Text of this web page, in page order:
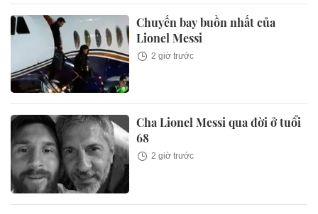
Chuyến bay buồn nhất của
Lionel Messi
2 giờ trước
Cha Lionel Messi qua đời ở tuổi
68
2 giờ trước